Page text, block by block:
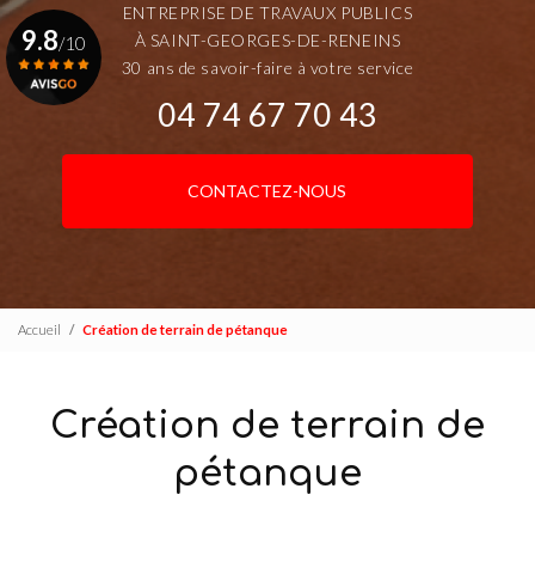
ENTREPRISE DE TRAVAUX PUBLICS
À SAINT-GEORGES-DE-RENEINS
30 ans de savoir-faire à votre service
04 74 67 70 43
CONTACTEZ-NOUS
9.8/10
Accueil Création de terrain de pétanque
Création de terrain de
pétanque